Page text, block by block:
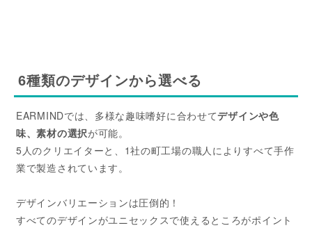
6種類のデザインから選べる
EARMINDでは、多様な趣味嗜好に合わせてデザインや色
味、素材の選択が可能。
5人のクリエイターと、1社の町工場の職人によりすべて手作
業で製造されています。
デザインバリエーションは圧倒的！
すべてのデザインがユニセックスで使えるところがポイント